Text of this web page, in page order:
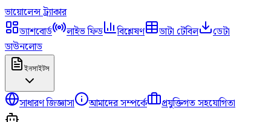
ভায়োলেন্সট্র্যাকার
ড্যাশবোর্ড
লাইভ ফিড বিশ্লেষণ ডাটা টেবিল
ডেটা
ডাউনলোড
ইনসাইটস
সাধারণ জিজ্ঞাসা আমাদের সম্পর্কে প্রযুক্তিগত সহযোগিতা